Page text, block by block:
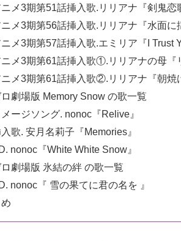
ニメ3期第51話挿入歌.リリアナ『剣鬼恋
メ3期第56話挿入歌.リリアナ『水面に
メ3期第57話挿入歌.エミリア『I Trust
メ3期第61話挿入歌①.リリアナの母『
メ3期第61話挿入歌②.リリアナ『朝焼
ロ劇場版 Memory Snow の歌一覧
ージソング. nonoc『Relive』
歌. 安月名莉子『Memories』
nonoc『White White Snow』
ロ劇場版 氷結の絆 の歌一覧
nonoc『 雪の果てに君の名を 』